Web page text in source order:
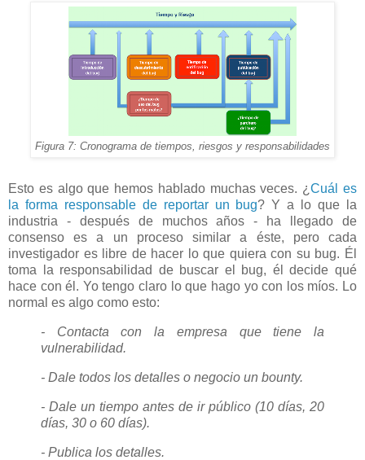
Figura 7: Cronograma de tiempos, riesgos y responsabilidades
Esto es algo que hemos hablado muchas veces. ¿Cuál es
la forma responsable de reportar un bug? Y a lo que la
industria - después de muchos años - ha llegado de
consenso es a un proceso similar a éste, pero cada
investigador es libre de hacer lo que quiera con su bug. Él
toma la responsabilidad de buscar el bug, él decide qué
hace con él. Yo tengo claro lo que hago yo con los míos. Lo
normal es algo como esto:
- Contacta con la empresa que tiene la
vulnerabilidad.
- Dale todos los detalles o negocio un bounty.
- Dale un tiempo antes de ir público (10 días, 20
días, 30 o 60 días).
- Publica los detalles.